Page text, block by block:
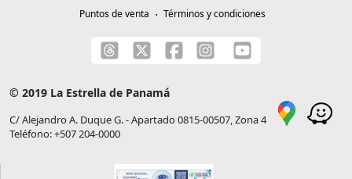
Puntos de venta
Términos y condiciones
© 2019 La Estrella de Panamá
C/ Alejandro A. Duque G. - Apartado 0815-00507, Zona 4
Teléfono: +507 204-0000